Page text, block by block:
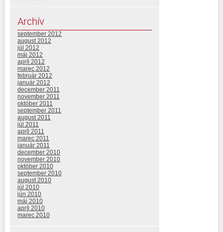
Archív
september 2012
august 2012
júl 2012
máj 2012
apríl 2012
marec 2012
február 2012
január 2012
december 2011
november 2011
október 2011
september 2011
august 2011
júl 2011
apríl 2011
marec 2011
január 2011
december 2010
november 2010
október 2010
september 2010
august 2010
júl 2010
jún 2010
máj 2010
apríl 2010
marec 2010